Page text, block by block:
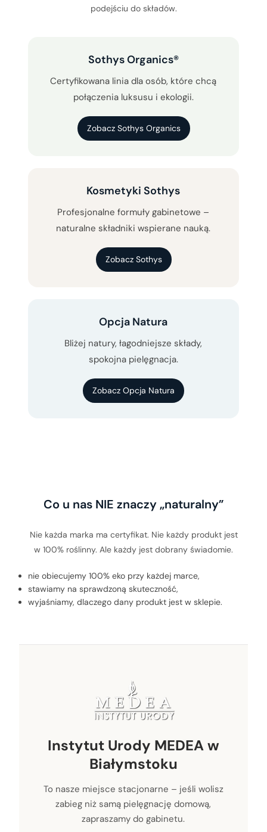
podejściu do składów.
Sothys Organics®
Certyfikowana linia dla osób, które chcą
połączenia luksusu i ekologii.
Zobacz Sothys Organics
Kosmetyki Sothys
Profesjonalne formuły gabinetowe –
naturalne składniki wspierane nauką.
Zobacz Sothys
Opcja Natura
Bliżej natury, łagodniejsze składy,
spokojna pielęgnacja.
Zobacz Opcja Natura
Co u nas NIE znaczy „naturalny”
Nie każda marka ma certyfikat. Nie każdy produkt jest
w 100% roślinny. Ale każdy jest dobrany świadomie.
nie obiecujemy 100% eko przy każdej marce,
stawiamy na sprawdzoną skuteczność,
wyjaśniamy, dlaczego dany produkt jest w sklepie.
Instytut Urody MEDEA w
Białymstoku
To nasze miejsce stacjonarne – jeśli wolisz
zabieg niż samą pielęgnację domową,
zapraszamy do gabinetu.